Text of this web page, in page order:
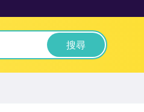
搜尋